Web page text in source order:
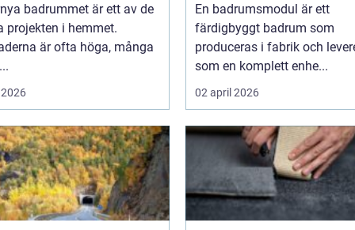
badrummet är ett av de
projekten i hemmet.
är ofta höga, många
En badrumsmodul är ett
färdigbyggt badrum som
produceras i fabrik och
som en komplett enhe...
02 april 2026